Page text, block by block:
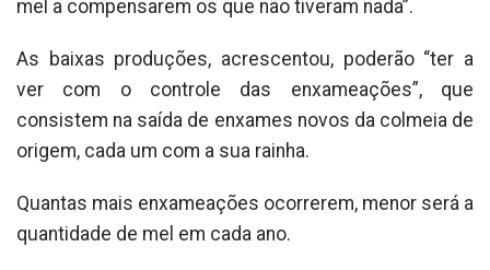
mel a compensarem os que não tiveram nada”.
As baixas produções, acrescentou, poderão “ter a
ver com o controle das enxameações”, que
consistem na saída de enxames novos da colmeia de
origem, cada um com a sua rainha.
Quantas mais enxameações ocorrerem, menor será a
quantidade de mel em cada ano.